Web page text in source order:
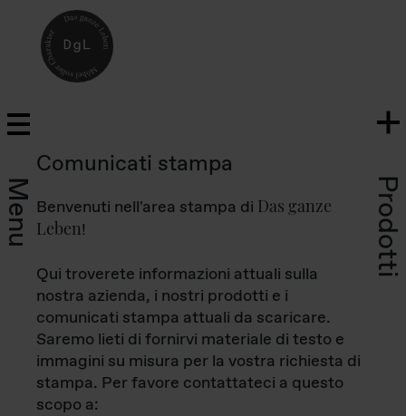
Menu Prodotti
Comunicati stampa
Benvenuti nell'area stampa di Das ganze
Leben!
Qui troverete informazioni attuali sulla
nostra azienda, i nostri prodotti e i
comunicati stampa attuali da scaricare.
Saremo lieti di fornirvi materiale di testo e
immagini su misura per la vostra richiesta di
stampa. Per favore contattateci a questo
scopo a: